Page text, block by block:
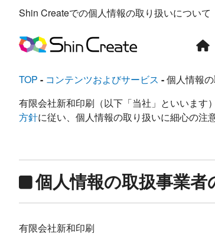
Shin Createでの個人情報の取り扱いについて
TOP コンテンツおよびサービス
個人情報
有限会社新和印刷（以下「当社」といいます
方針に従い、個人情報の取り扱いに細心の注
個人情報の取扱事業者
有限会社新和印刷